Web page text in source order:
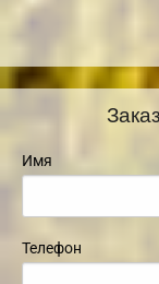
Имя
Телефон